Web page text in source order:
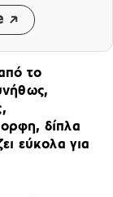
το
δίπλα
εύκολα για